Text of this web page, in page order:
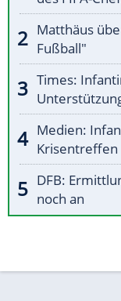
Matthäus
Fußball"
Times:
Medien:
Krisentreffen
DFB:
noch an